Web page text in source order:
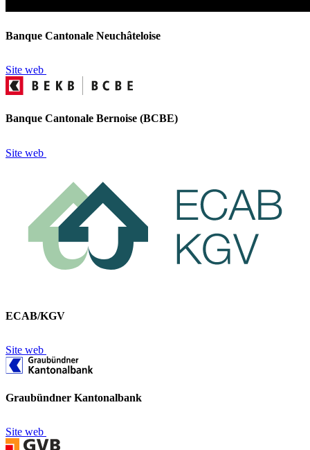
Banque Cantonale Neuchâteloise
Site web
Banque Cantonale Bernoise (BCBE)
Site web
ECAB/KGV
Site web
Graubündner Kantonalbank
Site web